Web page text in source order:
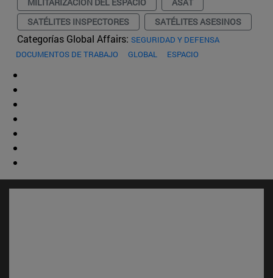
SATÉLITES INSPECTORES
SATÉLITES ASESINOS
Categorías Global Affairs: SEGURIDAD Y DEFENSA
DOCUMENTOS DE TRABAJO
GLOBAL ESPACIO